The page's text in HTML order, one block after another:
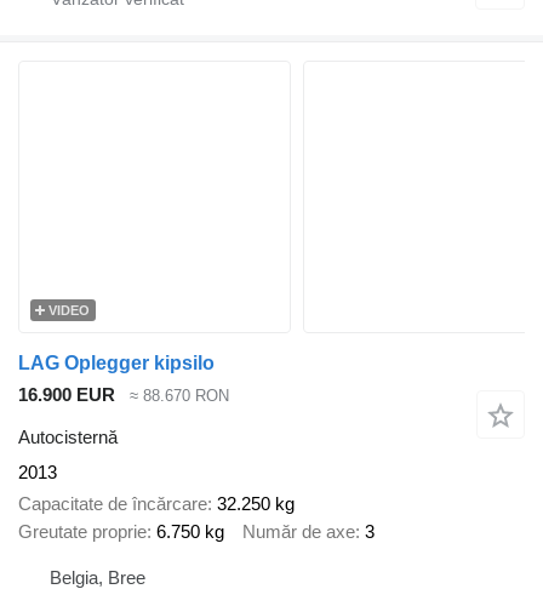
VIDEO
LAG Oplegger kipsilo
16.900 EUR
≈ 88.670 RON
Autocisternă
2013
Capacitate de încărcare 32.250 kg
Greutate proprie 6.750 kg Număr de axe 3
Belgia, Bree